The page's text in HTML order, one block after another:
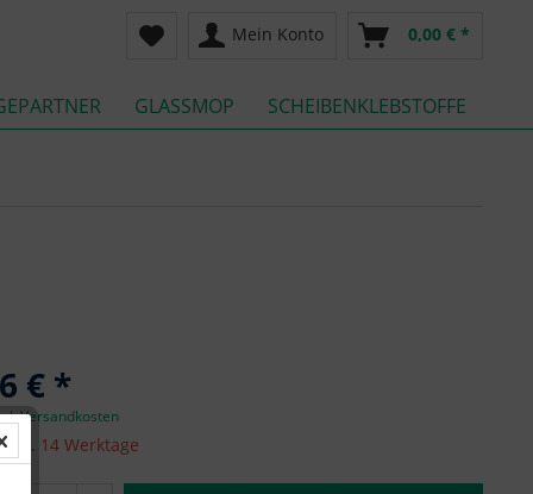
Mein Konto 0,00 € *
GLASSMOP SCHEIBENKLEBSTOFFE
€ *
Versandkosten
ca. 14 Werktage